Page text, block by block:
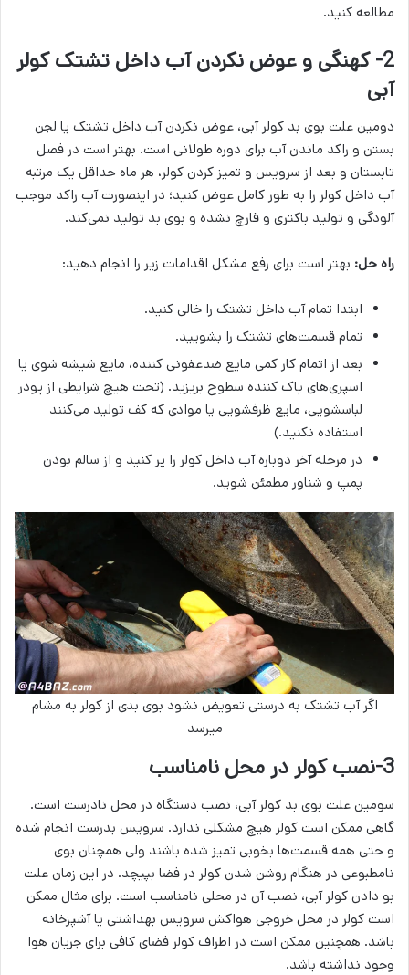
مطالعه کنید.
2- کهنگی و عوض نکردن آب داخل تشتک کولر
آبی
دومین علت بوی بد کولر آبی، عوض نکردن آب داخل تشتک یا لجن
بستن و راکد ماندن آب برای دوره طولانی است. بهتر است در فصل
تابستان و بعد از سرویس و تمیز کردن کولر، هر ماه حداقل یک مرتبه
آب داخل کولر را به طور کامل عوض کنید؛ در اینصورت آب راکد موجب
آلودگی و تولید باکتری و قارچ نشده و بوی بد تولید نمی‌کند.
راه حل: بهتر است برای رفع مشکل اقدامات زیر را انجام دهید:
ابتدا تمام آب داخل تشتک را خالی کنید.
تمام قسمت‌های تشتک را بشویید.
بعد از اتمام کار کمی مایع ضدعفونی کننده، مایع شیشه شوی یا
اسپری‌های پاک کننده سطوح بریزید. (تحت هیچ شرایطی از پودر
لباسشویی، مایع ظرفشویی یا موادی که کف تولید می‌کنند
استفاده نکنید.)
در مرحله آخر دوباره آب داخل کولر را پر کنید و از سالم بودن
پمپ و شناور مطمئن شوید.
اگر آب تشتک به درستی تعویض نشود بوی بدی از کولر به مشام
میرسد
3-نصب کولر در محل نامناسب
سومین علت بوی بد کولر آبی، نصب دستگاه در محل نادرست است.
گاهی ممکن است کولر هیچ مشکلی ندارد. سرویس بدرست انجام شده
و حتی همه قسمت‌ها بخوبی تمیز شده باشند ولی همچنان بوی
نامطبوعی در هنگام روشن شدن کولر در فضا بپیچد. در این زمان علت
بو دادن کولر آبی، نصب آن در محلی نامناسب است. برای مثال ممکن
است کولر در محل خروجی هواکش سرویس بهداشتی یا آشپزخانه
باشد. همچنین ممکن است در اطراف کولر فضای کافی برای جریان هوا
وجود نداشته باشد.